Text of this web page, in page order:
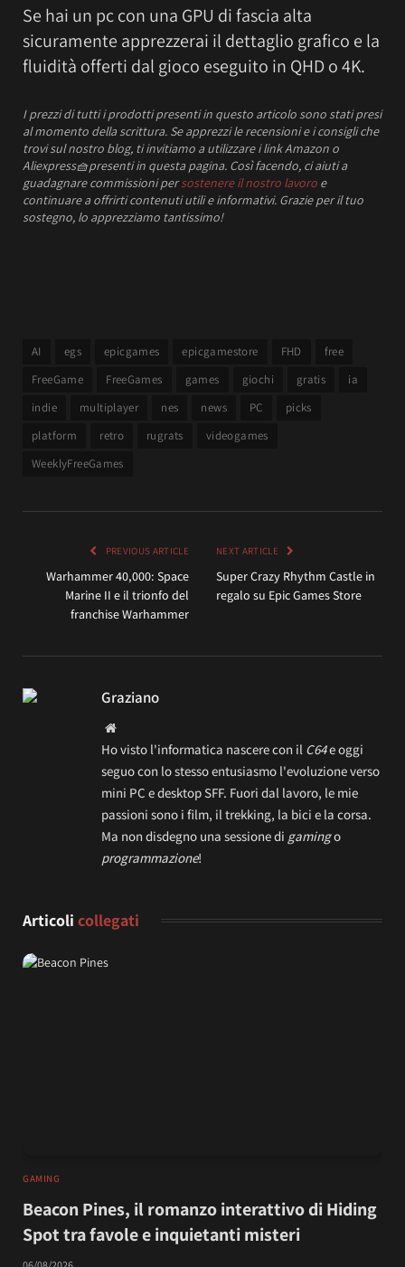
Se hai un pc con una GPU di fascia alta
sicuramente apprezzerai il dettaglio grafico e la
fluidità offerti dal gioco eseguito in QHD o 4K.
I prezzidi tutti i prodotti presenti in questo articolo sono stati presi
al momento della scrittura. Se apprezzi le recensioni e i consigli che
trovi sul nostro blog, ti invitiamo a utilizzare i link Amazon o
Aliexpress🧺presenti in questa pagina. Così facendo, ci aiuti a
guadagnare commissioni persostenere il nostro lavoro e
continuare a offrirti contenuti utili e informativi. Grazie per il tuo
sostegno, lo apprezziamo tantissimo!
AI egs epicgames epicgamestore FHD
free
FreeGame
FreeGames games giochi gratis
ia
indie
multiplayer nes news PC
picks
platform
retro rugrats
videogames
WeeklyFreeGames
PREVIOUS ARTICLE
Warhammer 40,000: Space
Marine II e il trionfo del
franchise Warhammer
NEXT ARTICLE
Super Crazy Rhythm Castle in
regalo su Epic Games Store
Graziano
Website
Ho visto l'informatica nascere con il C64e oggi
seguo con lo stesso entusiasmo l'evoluzione verso
mini PC e desktop SFF. Fuori dal lavoro, le mie
passioni sono i film, il trekking, la bici e la corsa.
Ma non disdegno una sessione di gamingo
programmazione!
Articoli collegati
GAMING
Beacon Pines, il romanzo interattivo di Hiding
Spot tra favole e inquietanti misteri